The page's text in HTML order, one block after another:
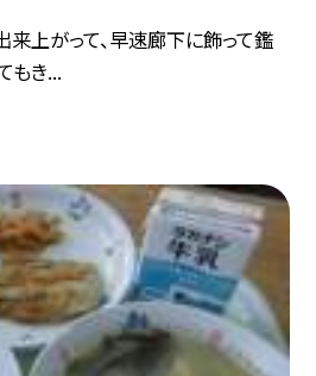
上がって、早速廊下に飾って鑑
もき...